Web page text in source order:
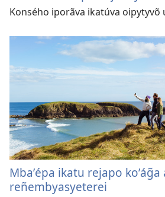
Konsého iporãva ikatúva oipytyvõ
Mbaʼépa ikatu rejapo
reñembyasyeterei